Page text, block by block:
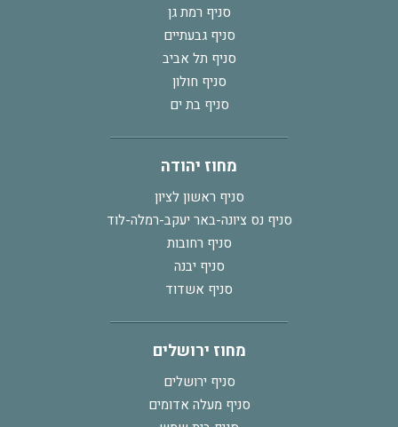
סניף רמת גן
סניף גבעתיים
סניף תל אביב
סניף חולון
סניף בת ים
מחוז יהודה
סניף ראשון לציון
סניף נס ציונה-באר יעקב-רמלה-לוד
סניף רחובות
סניף יבנה
סניף אשדוד
מחוז ירושלים
סניף ירושלים
סניף מעלה אדומים